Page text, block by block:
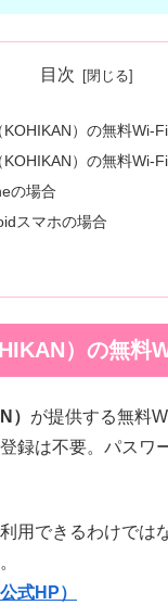
目次
KOHIKAN）の無料Wi-Fi
KOHIKAN）の無料Wi-
の場合
スマホの場合
）の無料
） が提供する無料
録は不要。パスワ
用できるわけでは
式HP）